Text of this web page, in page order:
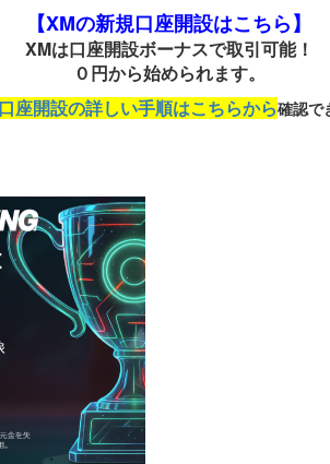
【XMの新規口座開設はこちら】
XMは口座開設ボーナスで取引可能！
０円から始められます。
座開設の詳しい手順はこちらから確認で